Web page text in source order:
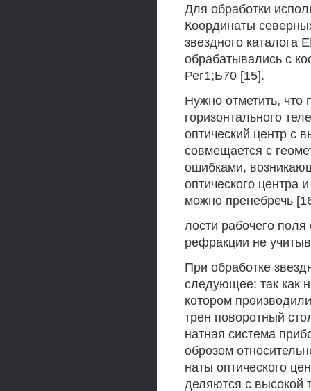
Для обработки
Координаты
звездного каталога
обрабатывались с
Рег1;Ь70 [15].
Нужно отметить, что
горизонтального
оптический центр с
совмещается с
ошибками,
оптического центра
можно пренебречь
лости рабочего
рефракции не
При обработке
следующее: так как
котором
трен поворотный
натная система
оброзом
наты оптического
деляются с высокой